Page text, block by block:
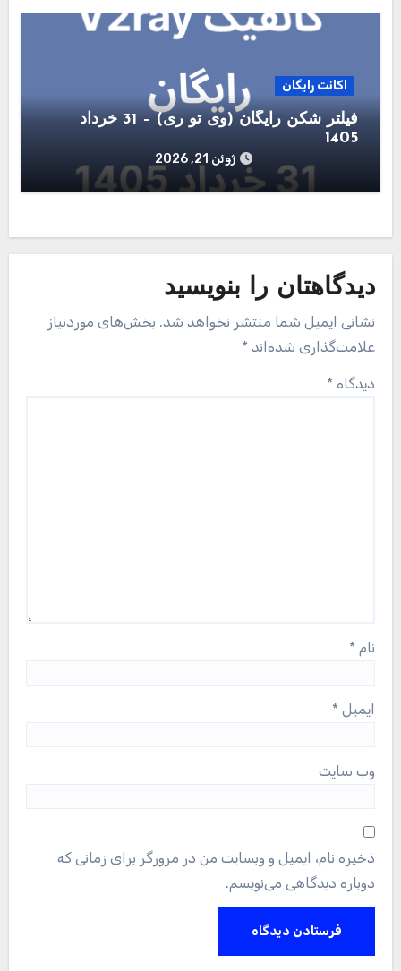
اکانت رایگان
فیلتر شکن رایگان (وی تو ری) – 31 خرداد
1405
ژوئن 21, 2026
دیدگاهتان را بنویسید
نشانی ایمیل شما منتشر نخواهد شد. بخش‌های موردنیاز
علامت‌گذاری شده‌اند *
دیدگاه *
نام *
ایمیل *
وب‌ سایت
ذخیره نام، ایمیل و وبسایت من در مرورگر برای زمانی که
دوباره دیدگاهی می‌نویسم.